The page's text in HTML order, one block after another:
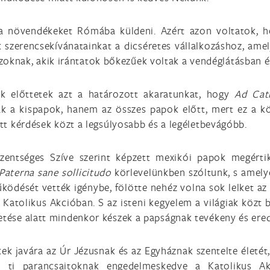
Rómába küldeni. Azért azon voltatok,
a dicséretes vállalkozáshoz,
akik irántatok bőkezűek voltak a vendéglátásban
előttetek azt a határozott akaratunkat, hogyAd
a kispapok, hanem az összes papok előtt, mert ez
közt a legsúlyosabb és a legéletbevágóbb.
Szíve szerint képzett mexikói papok
sane sollicitudo körlevelünkben szóltunk, s
vették igénybe, fölötte nehéz volna sok lelket az
Akcióban. S az isteni kegyelem a világiak közt
alatt mindenkor készek a papságnak tevékeny és
javára az Úr Jézusnak és az Egyháznak szentelte
engedelmeskedve a Katolikus